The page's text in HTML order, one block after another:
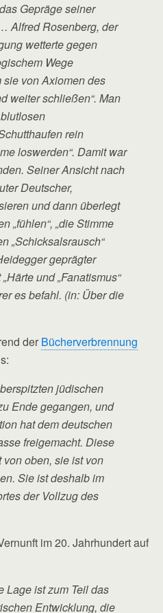
Gepräge seiner
Alfred Rosenberg, der
wetterte gegen
Wege
sie von Axiomen des
weiter schließen“. Man
rein
loswerden“. Damit war
Seiner Ansicht nach
Deutscher,
und dann überlegt
„fühlen“, „die Stimme
„Schicksalsrausch“
geprägter
und „Fanatismus“
es befahl. (in: Über die
der Bücherverbrennung
jüdischen
Ende gegangen, und
hat dem deutschen
freigemacht. Diese
oben, sie ist von
Sie ist deshalb im
der Vollzug des
im 20. Jahrhundert auf
Lage ist zum Teil das
Entwicklung, die